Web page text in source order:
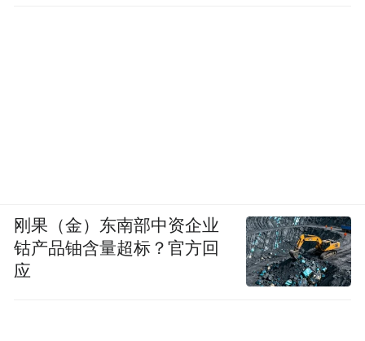
刚果（金）东南部中资企业
钴产品铀含量超标？官方回
应